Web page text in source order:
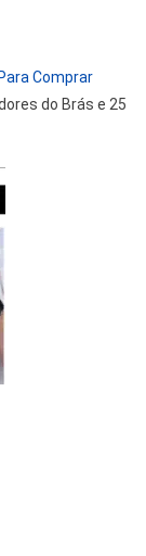
Comprar
do Brás e 25